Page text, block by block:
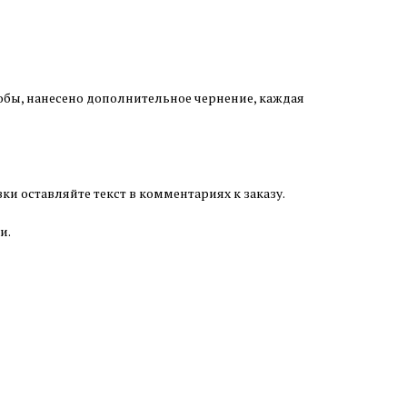
нанесено дополнительное чернение, каждая
оставляйте текст в комментариях к заказу.